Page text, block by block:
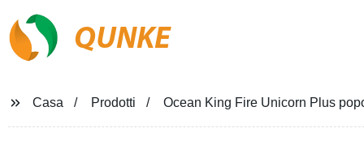
QUNKE
Casa Prodotti Ocean King Fire Unicorn Plus